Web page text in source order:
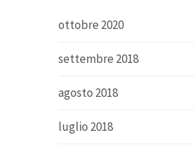
ottobre 2020
settembre 2018
agosto 2018
luglio 2018